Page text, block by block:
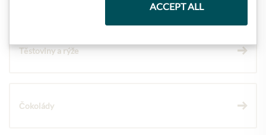
Těstoviny a rýže
Čokolády
ACCEPT ALL